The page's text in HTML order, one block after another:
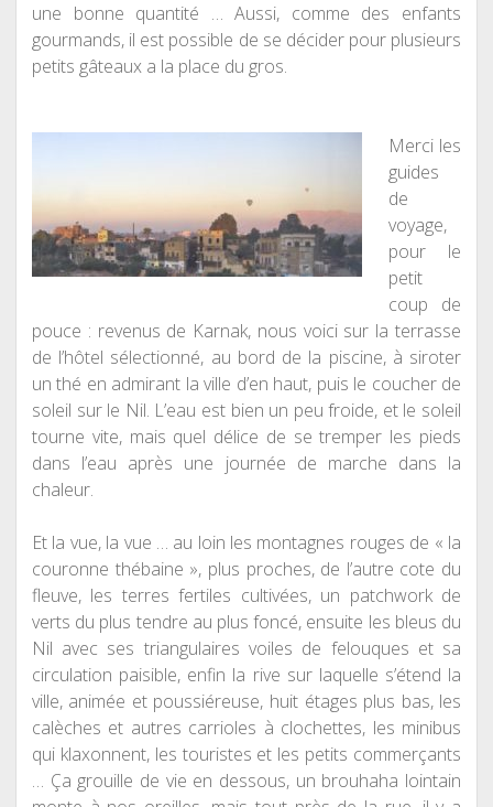
une bonne quantité … Aussi, comme des enfants
gourmands, il est possible de se décider pour plusieurs
petits gâteaux a la place du gros.
Merci les
guides
de
voyage,
pour le
petit
coup de
pouce : revenus de Karnak, nous voici sur la terrasse
de l’hôtel sélectionné, au bord de la piscine, à siroter
un thé en admirant la ville d’en haut, puis le coucher de
soleil sur le Nil. L’eau est bien un peu froide, et le soleil
tourne vite, mais quel délice de se tremper les pieds
dans l’eau après une journée de marche dans la
chaleur.
Et la vue, la vue … au loin les montagnes rouges de « la
couronne thébaine », plus proches, de l’autre cote du
fleuve, les terres fertiles cultivées, un patchwork de
verts du plus tendre au plus foncé, ensuite les bleus du
Nil avec ses triangulaires voiles de felouques et sa
circulation paisible, enfin la rive sur laquelle s’étend la
ville, animée et poussiéreuse, huit étages plus bas, les
calèches et autres carrioles à clochettes, les minibus
qui klaxonnent, les touristes et les petits commerçants
… Ça grouille de vie en dessous, un brouhaha lointain